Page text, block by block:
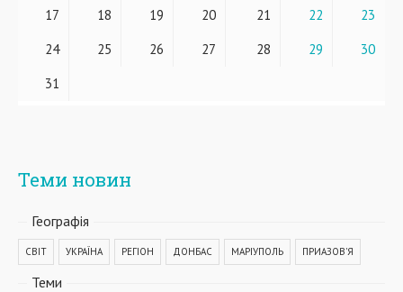
17
18 19 20 21 22
23
24
25 26 27 28 29
30
31
Теми новин
Географiя
СВІТ УКРАЇНА РЕГІОН ДОНБАС МАРІУПОЛЬ ПРИАЗОВ'Я
Теми